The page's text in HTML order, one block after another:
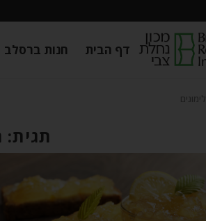
דף הבית חנות ברסלב
תגית: